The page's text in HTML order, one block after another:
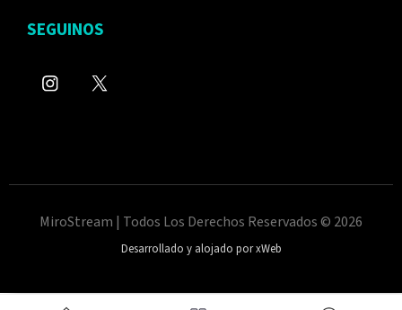
SEGUINOS
MiroStream | Todos Los Derechos Reservados © 2026
Desarrollado y alojado por xWeb